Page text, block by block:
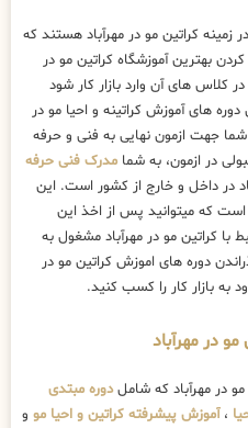
زمینه کراتین مو در مهرآباد هستند که
کردن بهترین آموزشگاه کراتین مو در
کلاس های آن وارد بازار کار شود
های آموزش کراتینه و احیا مو در
شما جهت ازمون نهایی به فنی و حرفه
در ازمون، به شما مدرک فنی حرفه
در داخل و خارج از کشور است. این
که میتوانید پس از اخذ این
با کراتین مو در مهرآباد مشغول به
دوره های اموزش کراتین مو در
به بازار کار را کسب کنید.
در مهرآباد
در مهرآباد که شاملدوره مبتدی
،آموزش پیشرفته کراتین و احیا مو و